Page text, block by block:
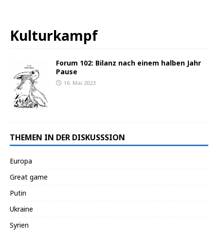
Kulturkampf
Forum 102: Bilanz nach einem halben Jahr
Pause
16. Mai 2023
THEMEN IN DER DISKUSSSION
Europa
Great game
Putin
Ukraine
Syrien